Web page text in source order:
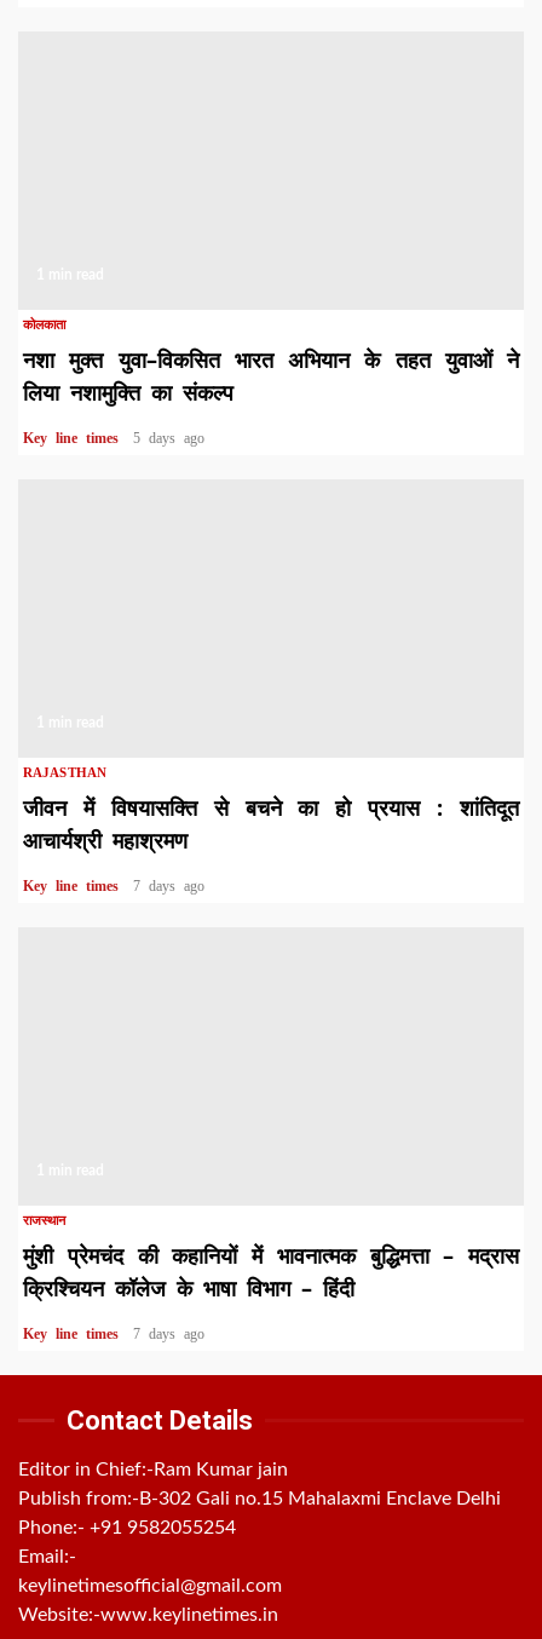
कोलकाता
नशा मुक्त युवा–विकसित भारत अभियान के तहत युवाओं ने
लिया नशामुक्ति का संकल्प
Key line times 5 days ago
RAJASTHAN
जीवन में विषयासक्ति से बचने का हो प्रयास : शांतिदूत
आचार्यश्री महाश्रमण
Key line times 7 days ago
राजस्थान
मुंशी प्रेमचंद की कहानियों में भावनात्मक बुद्धिमत्ता – मद्रास
क्रिश्चियन कॉलेज के भाषा विभाग – हिंदी
Key line times 7 days ago
Contact Details
Editor in Chief:-Ram Kumar jain
Publish from:- B-302 Gali no.15 Mahalaxmi Enclave Delhi
Phone:- +91 9582055254
Email:-
keylinetimesofficial@gmail.com
Website:-www.keylinetimes.in